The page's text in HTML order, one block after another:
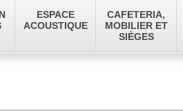
ESPACE
ACOUSTIQUE
CAFETERIA,
MOBILIER ET
SIÈGES